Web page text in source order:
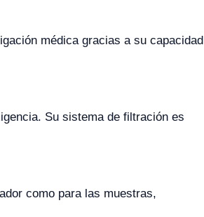
médica gracias a su capacidad
Su sistema de filtración es
como para las muestras,